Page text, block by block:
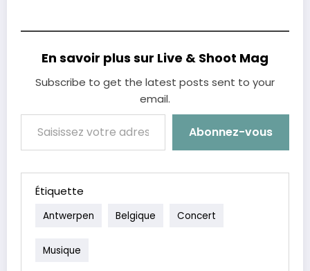
En savoir plus sur Live & Shoot Mag
Subscribe to get the latest posts sent to your
email.
Saisissez votre adresse e-mail…
Abonnez-vous
Étiquette
Antwerpen Belgique Concert
Musique